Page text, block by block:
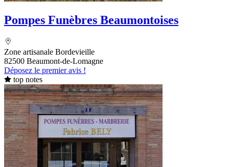
Pompes Funèbres Beaumontoises
Zone artisanale Bordevieille
82500 Beaumont-de-Lomagne
Déposez le premier avis !
top notes